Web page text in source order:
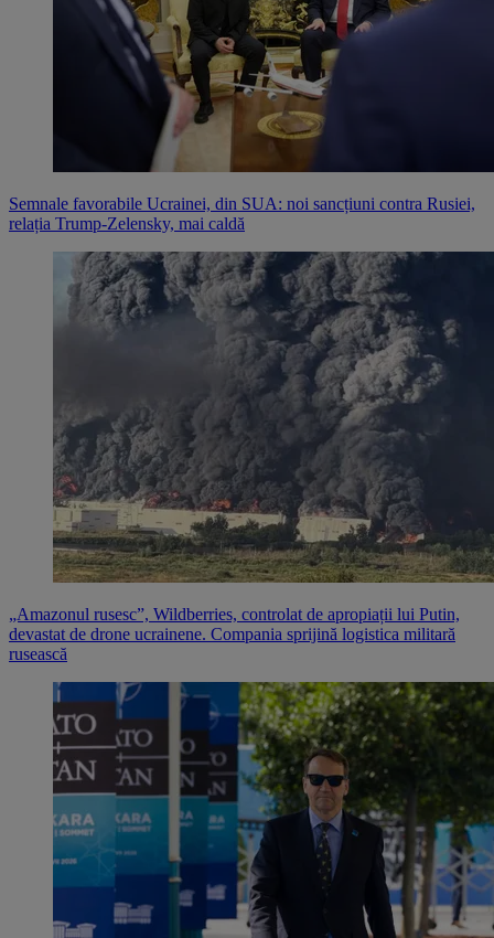
Semnale favorabile Ucrainei, din SUA: noi sancțiuni contra Rusiei,
relația Trump-Zelensky, mai caldă
„Amazonul rusesc”, Wildberries, controlat de apropiații lui Putin,
devastat de drone ucrainene. Compania sprijină logistica militară
rusească